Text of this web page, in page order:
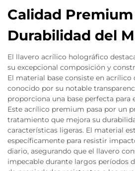
Calidad
Durabilidad del
El llavero acrílico holográfico
su excepcional composición y
El material base consiste en acrílico
conocido por su notable
proporciona una base perfecta para
Este acrílico premium pasa por un
tratamiento que mejora su
características ligeras. El material
específicamente para resistir
diario, asegurando que el llavero
impecable durante largos períodos